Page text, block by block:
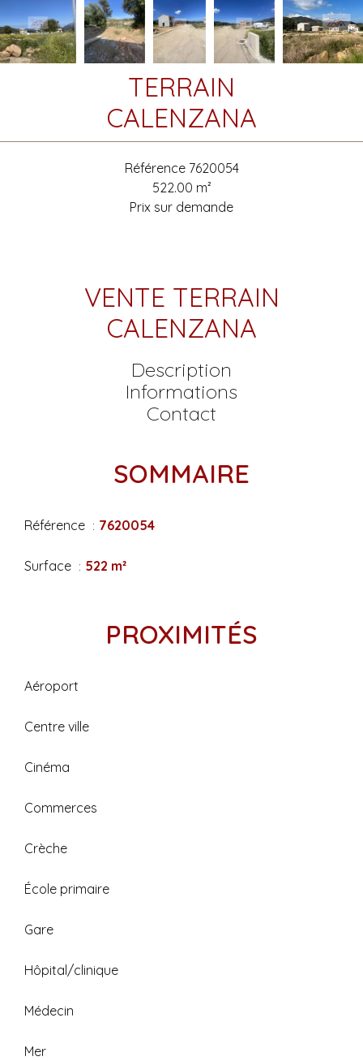
TERRAIN
CALENZANA
Référence7620054
522.00 m²
Prix sur demande
VENTE TERRAIN
CALENZANA
Description
Informations
Contact
SOMMAIRE
Référence 7620054
Surface 522 m²
PROXIMITÉS
Aéroport
Centre ville
Cinéma
Commerces
Crèche
École primaire
Gare
Hôpital/clinique
Médecin
Mer